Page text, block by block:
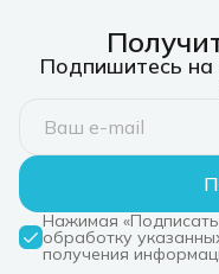
Подпишитесь на
Нажимая
обработку
получения